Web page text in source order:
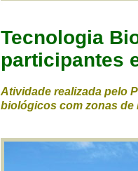
Tecnologia
participantes
Atividade realizada pelo
biológicos com zonas de